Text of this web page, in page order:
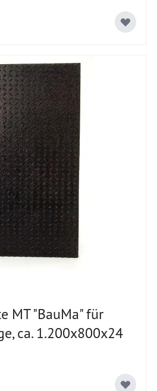
MT "BauMa" für
ca. 1.200x800x24